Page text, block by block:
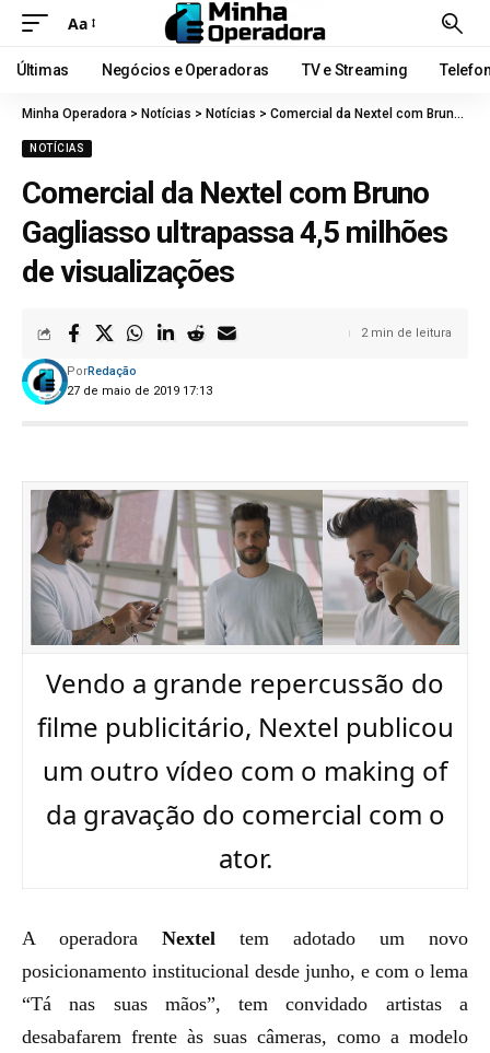
Aa
Últimas Negócios e Operadoras TV e Streaming
Minha Operadora > Notícias > Notícias > Comercial da Nextel com Bruno Gagliasso ultrapassa 4,5 milhões de visualizações
NOTÍCIAS
Comercial da Nextel com Bruno
Gagliasso ultrapassa 4,5 milhões
de visualizações
27 de maio de 2019 17:13
PorRedação
2 min de leitura
Vendo a grande repercussão do
filme publicitário, Nextel publicou
um outro vídeo com o making of
da gravação do comercial com o
ator.
A operadora Nextel tem adotado um novo
posicionamento institucional desde junho, e com o lema
“Tá nas suas mãos”, tem convidado artistas a
desabafarem frente às suas câmeras, como a modelo